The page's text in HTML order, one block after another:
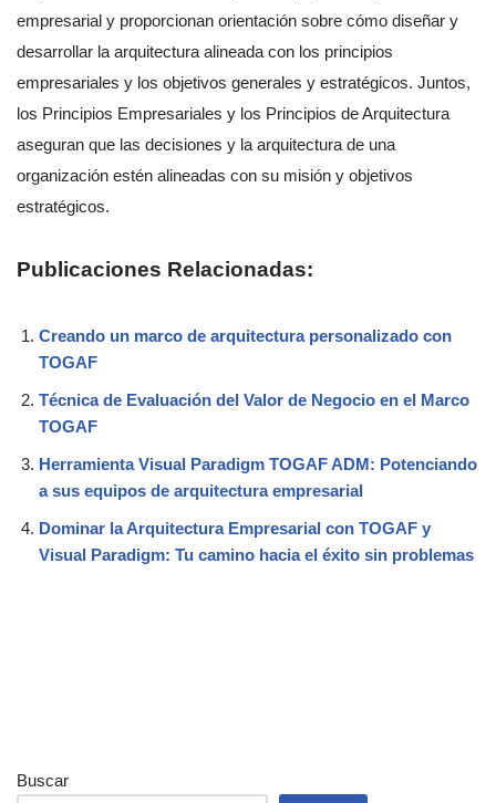
empresarial y proporcionan orientación sobre cómo diseñar y
desarrollar la arquitectura alineada con los principios
empresariales y los objetivos generales y estratégicos. Juntos,
los Principios Empresariales y los Principios de Arquitectura
aseguran que las decisiones y la arquitectura de una
organización estén alineadas con su misión y objetivos
estratégicos.
Publicaciones Relacionadas:
Creando un marco de arquitectura personalizado con
TOGAF
Técnica de Evaluación del Valor de Negocio en el Marco
TOGAF
Herramienta Visual Paradigm TOGAF ADM: Potenciando
a sus equipos de arquitectura empresarial
Dominar la Arquitectura Empresarial con TOGAF y
Visual Paradigm: Tu camino hacia el éxito sin problemas
Buscar